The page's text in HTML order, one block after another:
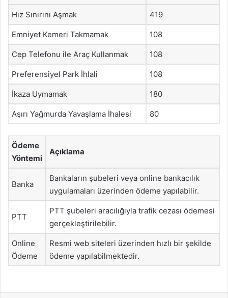
Hız Sınırını Aşmak 419
Emniyet Kemeri Takmamak 108
Cep Telefonu ile Araç Kullanmak 108
Preferensiyel Park İhlali 108
İkaza Uymamak 180
Aşırı Yağmurda Yavaşlama İhalesi 80
Ödeme
Yöntemi
Açıklama
Banka
Bankaların şubeleri veya online bankacılık
uygulamaları üzerinden ödeme yapılabilir.
PTT
PTT şubeleri aracılığıyla trafik cezası ödemesi
gerçekleştirilebilir.
Online
Ödeme
Resmi web siteleri üzerinden hızlı bir şekilde
ödeme yapılabilmektedir.